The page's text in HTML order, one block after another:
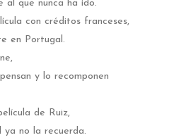
al que nunca ha ido.
con créditos franceses,
en Portugal.
y lo recomponen
de Ruiz,
no la recuerda.